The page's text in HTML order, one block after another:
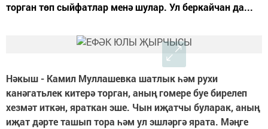
торган төп сыйфатлар менә шулар. Ул беркайчан да...
Нәкыш - Камил Муллашевка шатлык һәм рухи
канәгатьлек китерә торган, аның гомере буе бирелеп
хезмәт иткән, яраткан эше. Чын иҗатчы буларак, аның
иҗат дәрте ташып тора һәм ул эшләргә ярата. Мәңге